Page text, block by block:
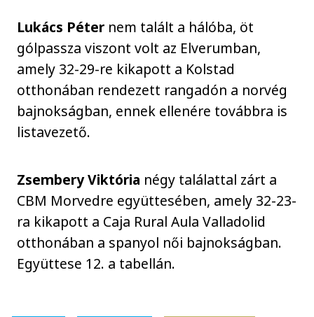
Lukács Péter nem talált a hálóba, öt
gólpassza viszont volt az Elverumban,
amely 32-29-re kikapott a Kolstad
otthonában rendezett rangadón a norvég
bajnokságban, ennek ellenére továbbra is
listavezető.
Zsembery Viktória négy találattal zárt a
CBM Morvedre együttesében, amely 32-23-
ra kikapott a Caja Rural Aula Valladolid
otthonában a spanyol női bajnokságban.
Együttese 12. a tabellán.